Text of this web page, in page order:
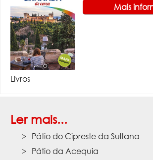
Mais
Livros
Ler mais...
Pátio do Cipreste da Sultana
Pátio da Acequia